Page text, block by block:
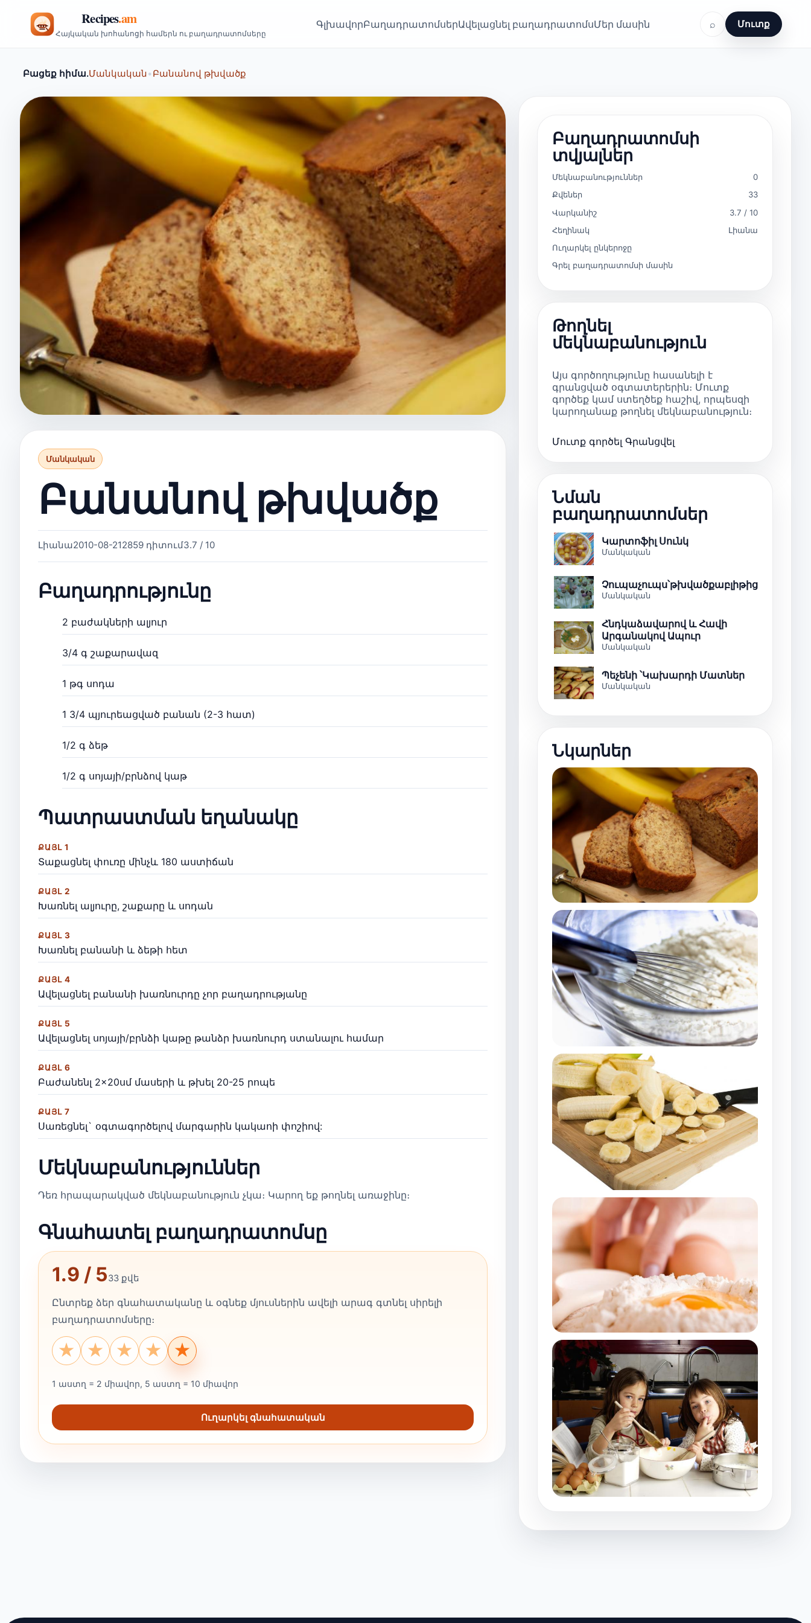
Հայկական խոհանոցի համերն ու բաղադրատոմսերը
ԳլխավորԲաղադրատոմսերԱվելացնել բաղադրատոմսՄեր մասին ⌕ Մուտք
Բացեք հիմա.Մանկական•Բանանով թխվածք
Մանկական
Բանանով թխվածք
Լիանա2010-08-212859 դիտում3.7 / 10
Բաղադրությունը
2 բաժակների ալյուր
3/4 գ շաքարավազ
1 թգ սոդա
1 3/4 պյուրեացված բանան (2-3 հատ)
1/2 գ ձեթ
1/2 գ սոյայի/բրնձով կաթ
Պատրաստման եղանակը
ՔԱՅԼ 1
Տաքացնել փուռը մինչև 180 աստիճան
ՔԱՅԼ 2
Խառնել ալյուրը, շաքարը և սոդան
ՔԱՅԼ 3
Խառնել բանանի և ձեթի հետ
ՔԱՅԼ 4
Ավելացնել բանանի խառնուրդը չոր բաղադրությանը
ՔԱՅԼ 5
Ավելացնել սոյայի/բրնձի կաթը թանձր խառնուրդ ստանալու համար
ՔԱՅԼ 6
Բաժանենլ 2×20սմ մասերի և թխել 20-25 րոպե
ՔԱՅԼ 7
Սառեցնել` օգտագործելով մարգարին կակաոի փոշիով:
Մեկնաբանություններ
Դեռ հրապարակված մեկնաբանություն չկա։ Կարող եք թողնել առաջինը։
Գնահատել բաղադրատոմսը
1.9 / 533 քվե
Ընտրեք ձեր գնահատականը և օգնեք մյուսներին ավելի արագ գտնել սիրելի
բաղադրատոմսերը։
★
★
★
★
★
1 աստղ = 2 միավոր, 5 աստղ = 10 միավոր
Ուղարկել գնահատական
Բաղադրատոմսի
տվյալներ
Մեկնաբանություններ
0
Քվեներ
33
Վարկանիշ
3.7 / 10
Հեղինակ
Լիանա
Ուղարկել ընկերոջը
Գրել բաղադրատոմսի մասին
Թողնել
մեկնաբանություն
Այս գործողությունը հասանելի է
գրանցված օգտատերերին։ Մուտք
գործեք կամ ստեղծեք հաշիվ, որպեսզի
կարողանաք թողնել մեկնաբանություն։
Մուտք գործել Գրանցվել
Նման
բաղադրատոմսեր
Կարտոֆիլ Սունկ
Մանկական
Չուպաչուպս՝թխվածքաբլիթից
Մանկական
Հնդկաձավարով և Հավի
Արգանակով Ապուր
Մանկական
Պեչենի ՝Կախարդի Մատներ
Մանկական
Նկարներ